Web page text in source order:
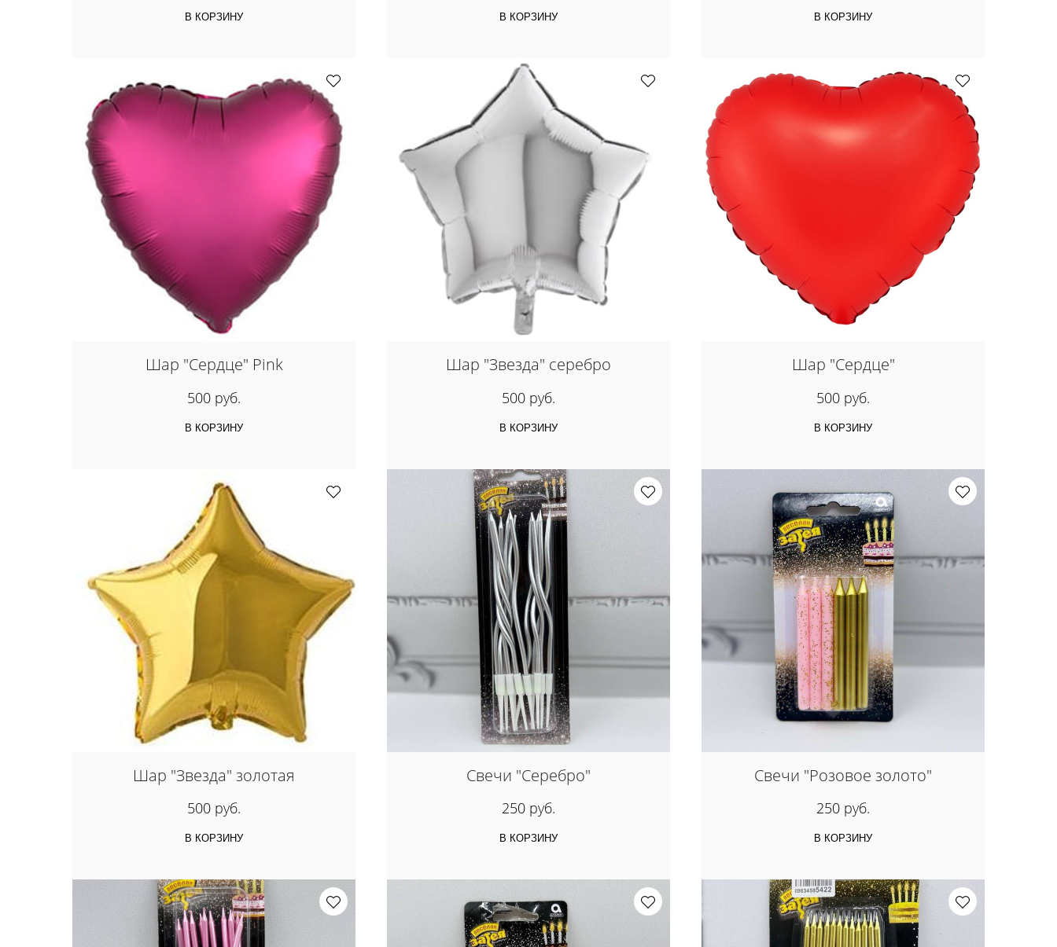
В КОРЗИНУ В КОРЗИНУ В КОРЗИНУ
Шар "Сердце" Pink
500 руб.
В КОРЗИНУ
Шар "Звезда" серебро
500 руб.
В КОРЗИНУ
Шар "Сердце"
500 руб.
В КОРЗИНУ
Шар "Звезда" золотая
500 руб.
В КОРЗИНУ
Свечи "Серебро"
250 руб.
В КОРЗИНУ
Свечи "Розовое золото"
250 руб.
В КОРЗИНУ